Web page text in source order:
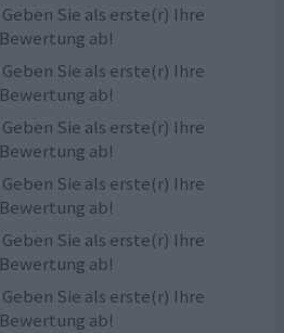
Geben Sie als erste(r) Ihre
Bewertung ab!
Geben Sie als erste(r) Ihre
Bewertung ab!
Geben Sie als erste(r) Ihre
Bewertung ab!
Geben Sie als erste(r) Ihre
Bewertung ab!
Geben Sie als erste(r) Ihre
Bewertung ab!
Geben Sie als erste(r) Ihre
Bewertung ab!